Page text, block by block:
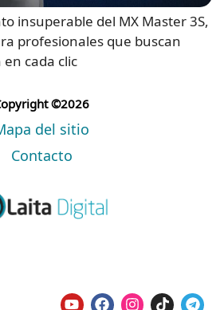
insuperable del MX Master 3S,
profesionales que buscan
cada clic
©2026
del sitio
Contacto